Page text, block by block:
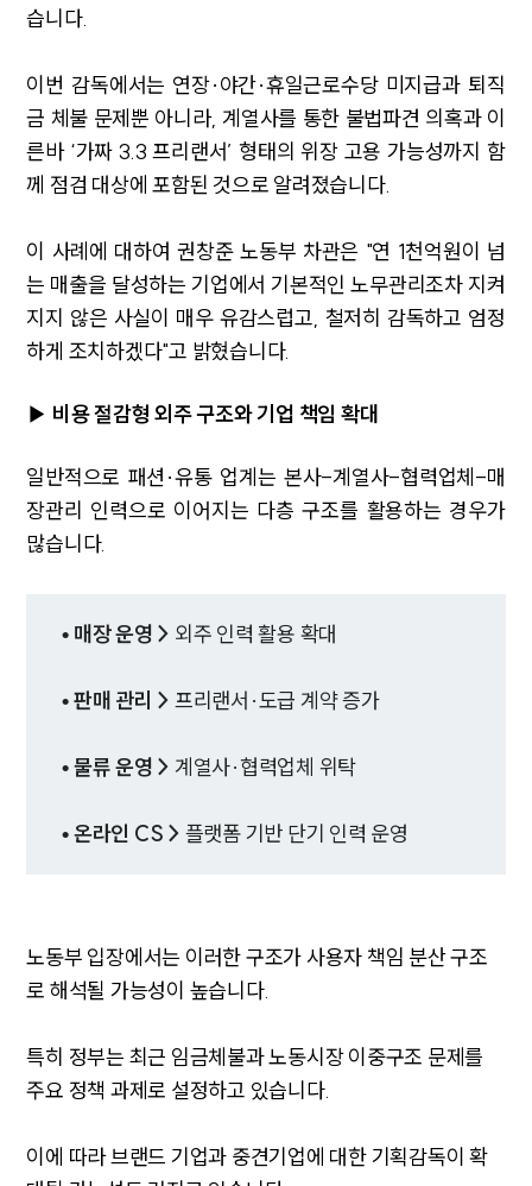
습니다.
이번 감독에서는 연장·야간·휴일근로수당 미지급과 퇴직
금 체불 문제뿐 아니라, 계열사를 통한 불법파견 의혹과 이
른바 ‘가짜 3.3 프리랜서’ 형태의 위장 고용 가능성까지 함
께 점검 대상에 포함된 것으로 알려졌습니다.
이 사례에 대하여 권창준 노동부 차관은 "연 1천억원이 넘
는 매출을 달성하는 기업에서 기본적인 노무관리조차 지켜
지지 않은 사실이 매우 유감스럽고, 철저히 감독하고 엄정
하게 조치하겠다"고 밝혔습니다.
▶ 비용 절감형 외주 구조와 기업 책임 확대
일반적으로 패션·유통 업계는 본사-계열사-협력업체-매
장관리 인력으로 이어지는 다층 구조를 활용하는 경우가
많습니다.
• 매장 운영 > 외주 인력 활용 확대
• 판매 관리 > 프리랜서·도급 계약 증가
• 물류 운영 > 계열사·협력업체 위탁
• 온라인 CS > 플랫폼 기반 단기 인력 운영
노동부 입장에서는 이러한 구조가 사용자 책임 분산 구조
로 해석될 가능성이 높습니다.
특히 정부는 최근 임금체불과 노동시장 이중구조 문제를
주요 정책 과제로 설정하고 있습니다.
이에 따라 브랜드 기업과 중견기업에 대한 기획감독이 확